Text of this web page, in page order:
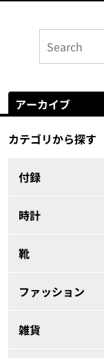
アーカイブ
カテゴリから探す
付録
時計
靴
ファッション
雑貨